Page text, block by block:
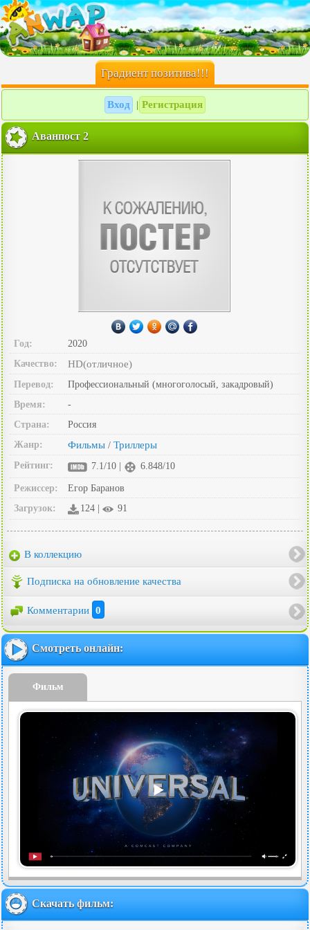
Градиент позитива!!!
Вход Регистрация
Аванпост 2
Год:
2020
Качество:
HD(отличное)
Перевод:
Профессиональный (многоголосый, закадровый)
Время:
-
Страна:
Россия
Жанр:
Фильмы / Триллеры
Рейтинг: 7.1/10 | 6.848/10
Режиссер:
Егор Баранов
Загрузок:
124 | 91
В коллекцию
Подписка на обновление качества
Комментарии 0
Смотреть онлайн:
Фильм
Скачать фильм: